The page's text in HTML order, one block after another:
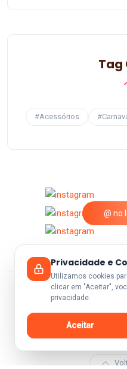
Tag
#Acessórios
@ no
Privacidade e
Utilizamos cookies
clicar em "Aceitar",
privacidade.
Aceitar